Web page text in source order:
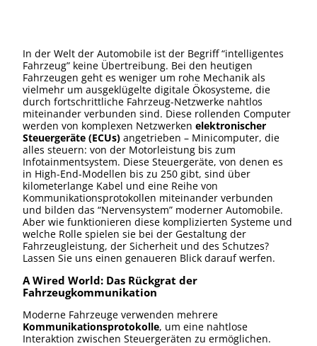
In der Welt der Automobile ist der Begriff “intelligentes
Fahrzeug” keine Übertreibung. Bei den heutigen
Fahrzeugen geht es weniger um rohe Mechanik als
vielmehr um ausgeklügelte digitale Ökosysteme, die
durch fortschrittliche Fahrzeug-Netzwerke nahtlos
miteinander verbunden sind. Diese rollenden Computer
werden von komplexen Netzwerken elektronischer
Steuergeräte (ECUs) angetrieben – Minicomputer, die
alles steuern: von der Motorleistung bis zum
Infotainmentsystem. Diese Steuergeräte, von denen es
in High-End-Modellen bis zu 250 gibt, sind über
kilometerlange Kabel und eine Reihe von
Kommunikationsprotokollen miteinander verbunden
und bilden das “Nervensystem” moderner Automobile.
Aber wie funktionieren diese komplizierten Systeme und
welche Rolle spielen sie bei der Gestaltung der
Fahrzeugleistung, der Sicherheit und des Schutzes?
Lassen Sie uns einen genaueren Blick darauf werfen.
A Wired World: Das Rückgrat der
Fahrzeugkommunikation
Moderne Fahrzeuge verwenden mehrere
Kommunikationsprotokolle, um eine nahtlose
Interaktion zwischen Steuergeräten zu ermöglichen.